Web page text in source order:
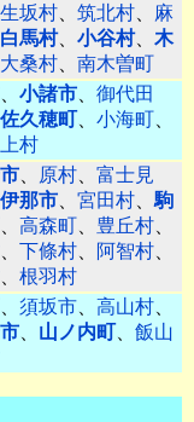
生坂村、 筑北村、 麻
白馬村、 小谷村、 木
大桑村、 南木曽町
、 小諸市、 御代田
佐久穂町、 小海町、
村
、 原村、 富士見
伊那市、 宮田村、駒
、 高森町、 豊丘村、
、 下條村、 阿智村、
、 根羽村
、 須坂市、 高山村、
、 山ノ内町、 飯山